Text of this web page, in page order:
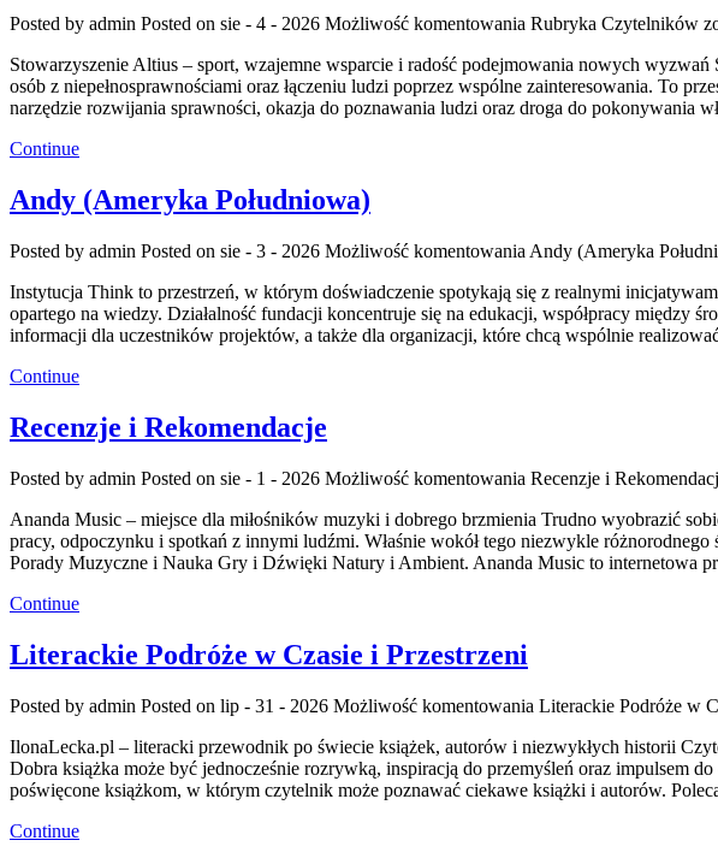
Posted by admin Posted on sie - 4 - 2026 Możliwość komentowania Rubryka Czytelników
Stowarzyszenie Altius – sport, wzajemne wsparcie i radość podejmowania nowych
osób z niepełnosprawnościami oraz łączeniu ludzi poprzez wspólne zainteresowania. To
narzędzie rozwijania sprawności, okazja do poznawania ludzi oraz droga do pokonywania
Continue
Andy (Ameryka Południowa)
Posted by admin Posted on sie - 3 - 2026 Możliwość komentowania Andy (Ameryka
Instytucja Think to przestrzeń, w którym doświadczenie spotykają się z realnymi
opartego na wiedzy. Działalność fundacji koncentruje się na edukacji, współpracy między
informacji dla uczestników projektów, a także dla organizacji, które chcą wspólnie
Continue
Recenzje i Rekomendacje
Posted by admin Posted on sie - 1 - 2026 Możliwość komentowania Recenzje i
Ananda Music – miejsce dla miłośników muzyki i dobrego brzmienia Trudno wyobrazić
pracy, odpoczynku i spotkań z innymi ludźmi. Właśnie wokół tego niezwykle
Porady Muzyczne i Nauka Gry i Dźwięki Natury i Ambient. Ananda Music to internetowa
Continue
Literackie Podróże w Czasie i Przestrzeni
Posted by admin Posted on lip - 31 - 2026 Możliwość komentowania Literackie Podróże w
IlonaLecka.pl – literacki przewodnik po świecie książek, autorów i niezwykłych historii
Dobra książka może być jednocześnie rozrywką, inspiracją do przemyśleń oraz impulsem
poświęcone książkom, w którym czytelnik może poznawać ciekawe książki i autorów.
Continue